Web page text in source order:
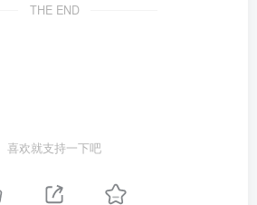
THE END
喜欢就支持一下吧